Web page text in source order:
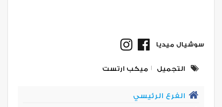
سوشيال ميديا
التجميل ميكب ارتست
الفرع الرئيسي